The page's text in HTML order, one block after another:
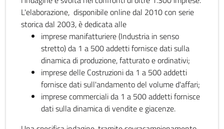
L'elaborazione, disponibile online dal 2010 con serie
storica dal 2003, è dedicata alle
imprese manifatturiere (Industria in senso
stretto) da 1 a 500 addetti fornisce dati sulla
dinamica di produzione, fatturato e ordinativi;
imprese delle Costruzioni da 1 a 500 addetti
fornisce dati sull'andamento del volume d'affari;
imprese commerciali da 1 a 500 addetti fornisce
dati sulla dinamica di vendite e giacenze.